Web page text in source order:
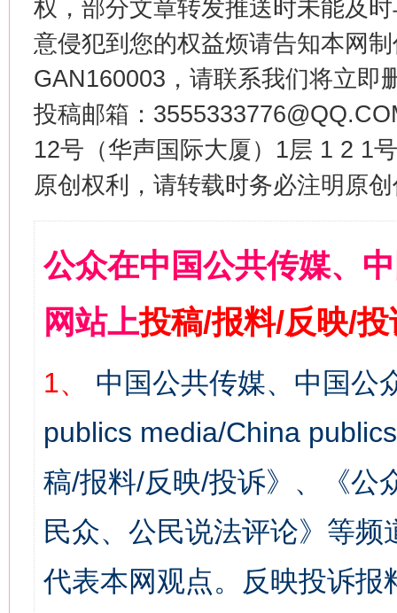
权，部分文章转发推送时未能及
意侵犯到您的权益烦请告知本网
GAN160003，请联系我们将立即
投稿邮箱：
12号（华声国际大厦）1层 1 2 1
原创权利，请转载时务必注明原
公众在中国公共传媒、
网站上投稿/报料/反映/
1、
中国公共传媒、中国公
publics media/China
稿/报料/反映/投诉》、《公
民众、公民说法评论》等
代表本网观点。反映投诉